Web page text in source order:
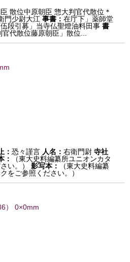
散位中原朝臣 惣大判官代散位＊
門少尉大江 事書：在庁下」薬師堂
段引募」当寺仏聖燈油料田事書
官代散位藤原朝臣」散位...
：恐々謹言 人名：右衛門尉 寺社
：
（東大史料編纂所ユニオンカタ
い。）
影写本：
（東大史料編纂
をご参照ください。）
） 0×0mm